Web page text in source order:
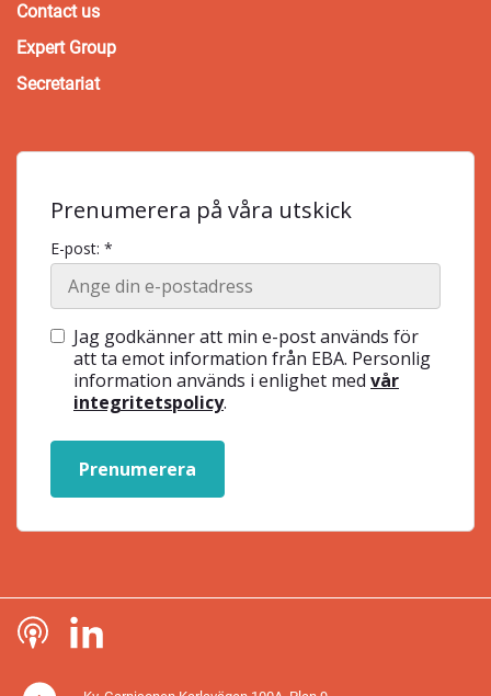
Contact us
Expert Group
Secretariat
Prenumerera på våra utskick
E-post: *
Jag godkänner att min e-post används för
att ta emot information från EBA. Personlig
information används i enlighet med vår
integritetspolicy.
Prenumerera